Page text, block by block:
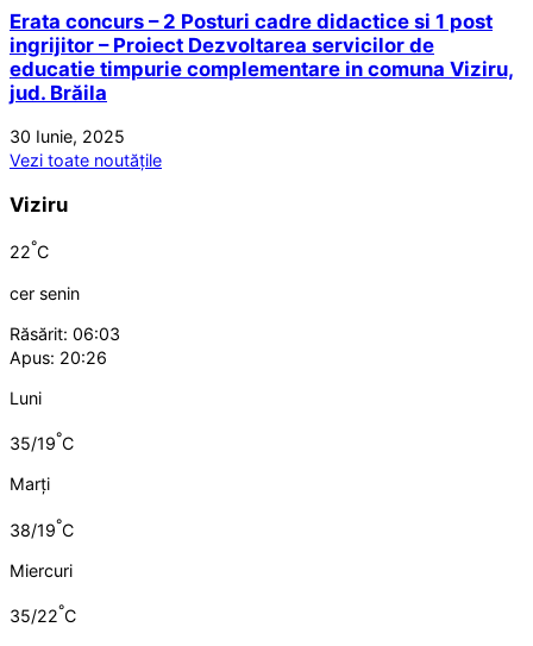
Erata concurs – 2 Posturi cadre didactice si 1 post
ingrijitor – Proiect Dezvoltarea servicilor de
educatie timpurie complementare in comuna Viziru,
jud. Brăila
30 Iunie, 2025
Vezi toate noutățile
Viziru
22°C
cer senin
Răsărit: 06:03
Apus: 20:26
Luni
35/19°C
Marți
38/19°C
Miercuri
35/22°C